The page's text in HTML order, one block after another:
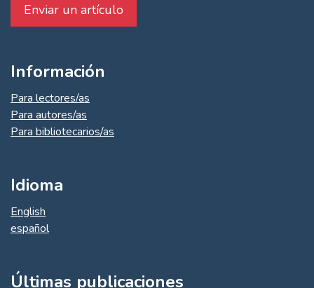
Enviar un artículo
Información
Para lectores/as
Para autores/as
Para bibliotecarios/as
Idioma
English
español
Últimas publicaciones